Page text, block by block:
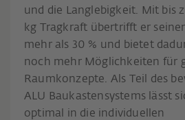
und die Langlebigkeit. Mit bis
kg Tragkraft übertrifft er
mehr als 30 % und bietet
noch mehr Möglichkeiten für
Raumkonzepte. Als Teil des
ALU Baukastensystems lässt
optimal in die individuellen